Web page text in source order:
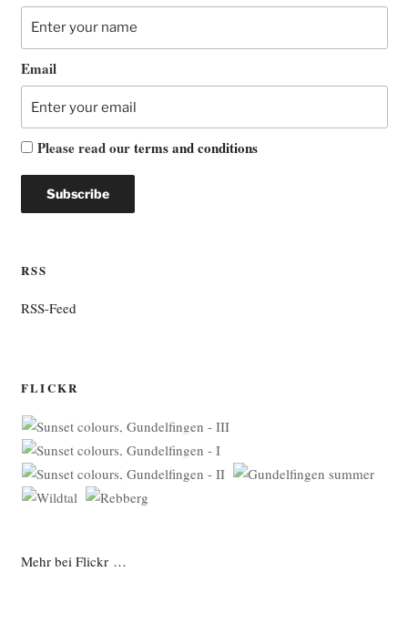
Email
Please read ourterms and conditions
RSS
RSS-Feed
FLICKR
Mehr bei Flickr …